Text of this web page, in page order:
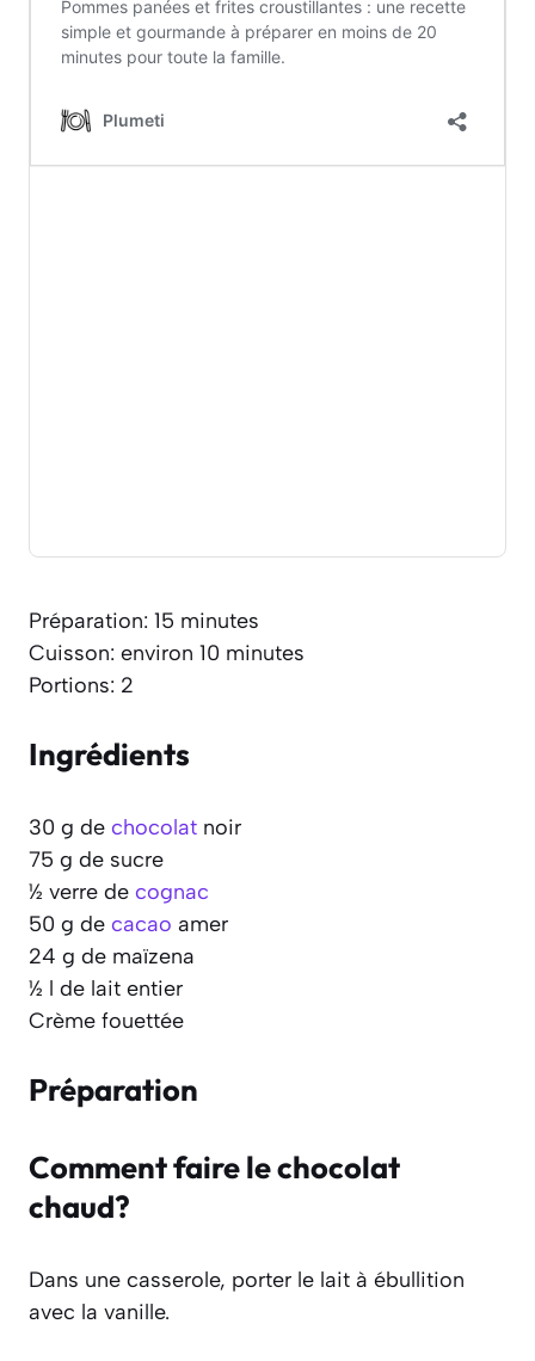
Préparation: 15 minutes
Cuisson: environ 10 minutes
Portions: 2
Ingrédients
30 g de chocolat noir
75 g de sucre
½ verre de cognac
50 g de cacao amer
24 g de maïzena
½ l de lait entier
Crème fouettée
Préparation
Comment faire le chocolat
chaud?
Dans une casserole, porter le lait à ébullition
avec la vanille.